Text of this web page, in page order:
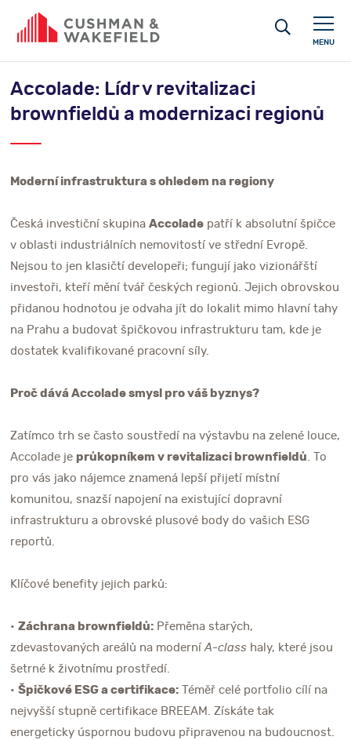
MENU
Accolade: Lídr v revitalizaci
brownfieldů a modernizaci regionů
Moderní infrastruktura s ohledem na regiony
Česká investiční skupinaAccolade patří k absolutní špičce
v oblasti industriálních nemovitostí ve střední Evropě.
Nejsou to jen klasičtí developeři; fungují jako vizionářští
investoři, kteří mění tvář českých regionů. Jejich obrovskou
přidanou hodnotou je odvaha jít do lokalit mimo hlavní tahy
na Prahu a budovat špičkovou infrastrukturu tam, kde je
dostatek kvalifikované pracovní síly.
Proč dává Accolade smysl pro váš byznys?
Zatímco trh se často soustředí na výstavbu na zelené louce,
Accolade je průkopníkem v revitalizaci brownfieldů. To
pro vás jako nájemce znamená lepší přijetí místní
komunitou, snazší napojení na existující dopravní
infrastrukturu a obrovské plusové body do vašich ESG
reportů.
Klíčové benefity jejich parků:
•Záchrana brownfieldů: Přeměna starých,
zdevastovaných areálů na moderníA-class haly, které jsou
šetrné k životnímu prostředí.
•Špičkové ESG a certifikace: Téměř celé portfolio cílí na
nejvyšší stupně certifikace BREEAM. Získáte tak
energeticky úspornou budovu připravenou na budoucnost.